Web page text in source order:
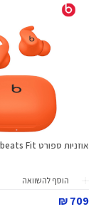
אוזניות ספורט Powerbeats Fit
הוסף להשוואה
709 ₪